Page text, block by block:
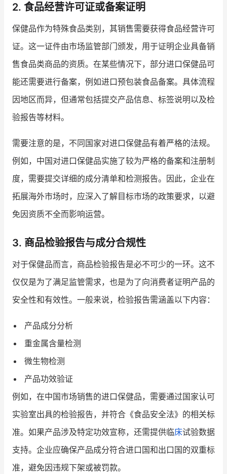
2. 食品经营许可证或备案证明
保健品作为特殊食品类别，其销售需要获得食品经营许可
证。这一证件由市场监管部门颁发，用于证明企业具备销
售食品类商品的资质。在某些情况下，部分进口保健品可
能还需要进行备案，例如进口预包装食品备案。具体流程
因地区而异，但通常包括提交产品信息、标签说明以及检
验报告等材料。
需要注意的是，不同国家对进口保健品有着严格的法规。
例如，中国对进口保健品实施了较为严格的备案和注册制
度，需要提交详细的成分清单和检测报告。因此，企业在
拓展海外市场时，应深入了解目标市场的政策要求，以避
免因资质不全而影响运营。
3. 商品检验报告与成分合规性
对于保健品而言，商品检验报告是必不可少的一环。这不
仅仅是为了满足监管需求，也是为了向消费者证明产品的
安全性和有效性。一般来说，检验报告需涵盖以下内容：
产品成分分析
重金属含量检测
微生物检测
产品功效验证
例如，在中国市场销售的进口保健品，需要通过国家认可
实验室出具的检验报告，并符合《食品安全法》的相关标
准。如果产品涉及特定功效宣称，还需提供临床试验数据
支持。企业应确保产品成分符合进口国和出口国的双重标
准，避免因违规下架或被罚款。